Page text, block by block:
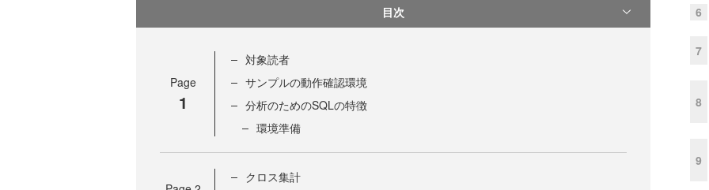
目次
Page
1
対象読者
サンプルの動作確認環境
分析のためのSQLの特徴
環境準備
クロス集計
6
7
8
9